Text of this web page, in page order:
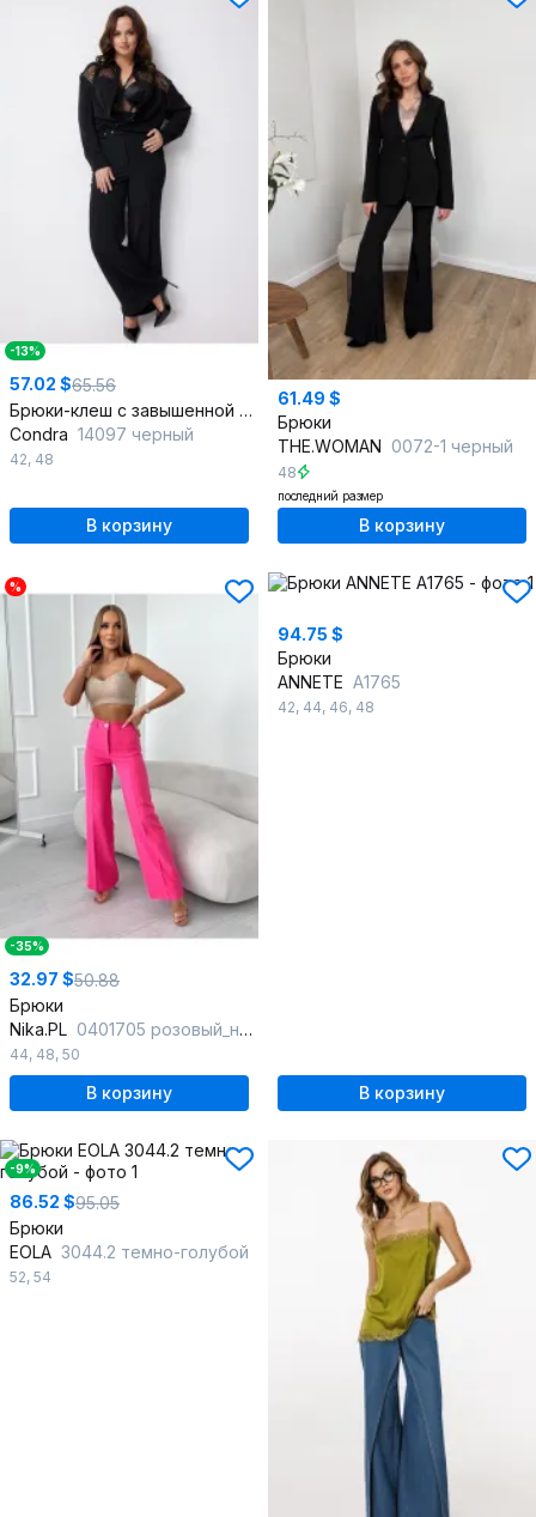
-13%
57.02 $65.56
Брюки-клеш с завышенной талией на каждый день
Condra 14097 черный
42, 48
В корзину
61.49 $
Брюки
THE.WOMAN 0072-1 черный
48
последний размер
В корзину
%
-35%
32.97 $50.88
Брюки
Nika.PL 0401705 розовый_неон
44, 48, 50
В корзину
94.75 $
Брюки
ANNETE A1765
42, 44, 46, 48
В корзину
-9%
86.52 $95.05
Брюки
EOLA 3044.2 темно-голубой
52, 54